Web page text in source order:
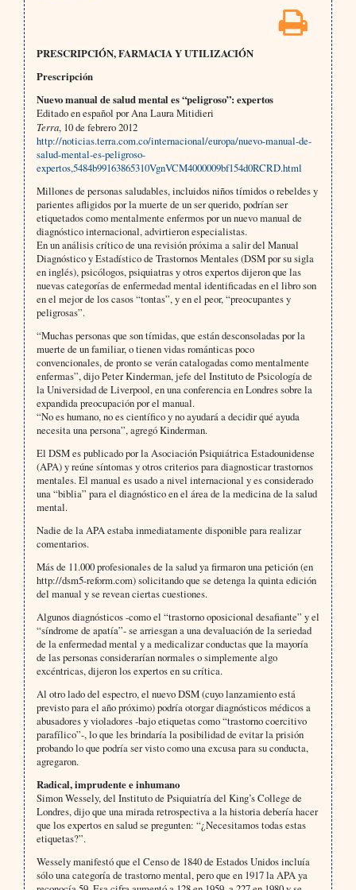
PRESCRIPCIÓN, FARMACIA Y UTILIZACIÓN
Prescripción
Nuevo manual de salud mental es “peligroso”: expertos
Editado en español por Ana Laura Mitidieri
Terra, 10 de febrero 2012
http://noticias.terra.com.co/internacional/europa/nuevo-manual-de-
salud-mental-es-peligroso-
expertos,5484b99163865310VgnVCM4000009bf154d0RCRD.html
Millones de personas saludables, incluidos niños tímidos o rebeldes y
parientes afligidos por la muerte de un ser querido, podrían ser
etiquetados como mentalmente enfermos por un nuevo manual de
diagnóstico internacional, advirtieron especialistas.
En un análisis crítico de una revisión próxima a salir del Manual
Diagnóstico y Estadístico de Trastornos Mentales (DSM por su sigla
en inglés), psicólogos, psiquiatras y otros expertos dijeron que las
nuevas categorías de enfermedad mental identificadas en el libro son
en el mejor de los casos “tontas”, y en el peor, “preocupantes y
peligrosas”.
“Muchas personas que son tímidas, que están desconsoladas por la
muerte de un familiar, o tienen vidas románticas poco
convencionales, de pronto se verán catalogadas como mentalmente
enfermas”, dijo Peter Kinderman, jefe del Instituto de Psicología de
la Universidad de Liverpool, en una conferencia en Londres sobre la
expandida preocupación por el manual.
“No es humano, no es científico y no ayudará a decidir qué ayuda
necesita una persona”, agregó Kinderman.
El DSM es publicado por la Asociación Psiquiátrica Estadounidense
(APA) y reúne síntomas y otros criterios para diagnosticar trastornos
mentales. El manual es usado a nivel internacional y es considerado
una “biblia” para el diagnóstico en el área de la medicina de la salud
mental.
Nadie de la APA estaba inmediatamente disponible para realizar
comentarios.
Más de 11.000 profesionales de la salud ya firmaron una petición (en
http://dsm5-reform.com) solicitando que se detenga la quinta edición
del manual y se revean ciertas cuestiones.
Algunos diagnósticos -como el “trastorno oposicional desafiante” y el
“síndrome de apatía”- se arriesgan a una devaluación de la seriedad
de la enfermedad mental y a medicalizar conductas que la mayoría
de las personas considerarían normales o simplemente algo
excéntricas, dijeron los expertos en su crítica.
Al otro lado del espectro, el nuevo DSM (cuyo lanzamiento está
previsto para el año próximo) podría otorgar diagnósticos médicos a
abusadores y violadores -bajo etiquetas como “trastorno coercitivo
parafílico”-, lo que les brindaría la posibilidad de evitar la prisión
probando lo que podría ser visto como una excusa para su conducta,
agregaron.
Radical, imprudente e inhumano
Simon Wessely, del Instituto de Psiquiatría del King’s College de
Londres, dijo que una mirada retrospectiva a la historia debería hacer
que los expertos en salud se pregunten: “¿Necesitamos todas estas
etiquetas?”.
Wessely manifestó que el Censo de 1840 de Estados Unidos incluía
sólo una categoría de trastorno mental, pero que en 1917 la APA ya